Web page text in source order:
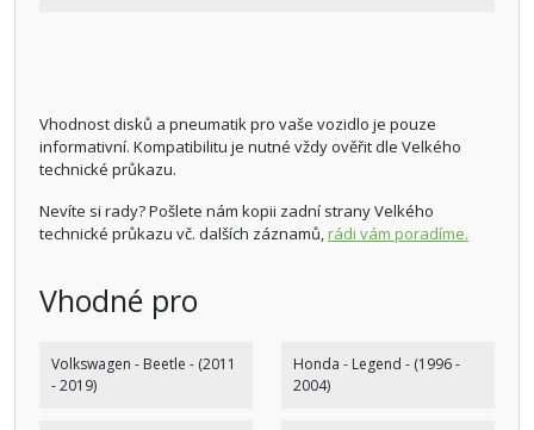
Vhodnost disků a pneumatik pro vaše vozidlo je pouze
informativní. Kompatibilitu je nutné vždy ověřit dle Velkého
technické průkazu.
Nevíte si rady? Pošlete nám kopii zadní strany Velkého
technické průkazu vč. dalších záznamů,rádi vám poradíme.
Vhodné pro
Volkswagen - Beetle - (2011
- 2019)
Honda - Legend - (1996 -
2004)